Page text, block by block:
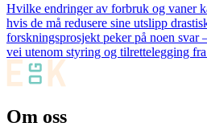
Hvilke endringer av forbruk og vaner
hvis de må redusere sine utslipp
forskningsprosjekt peker på noen svar
vei utenom styring og tilrettelegging
Om oss